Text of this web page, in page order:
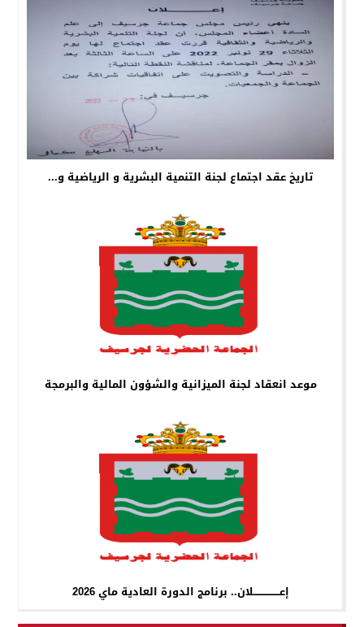
تاريخ عقد اجتماع لجنة التنمية البشرية و الرياضية و...
موعد انعقاد لجنة الميزانية والشؤون المالية والبرمجة
إعــــــــــــــــلان.. برنامج الدورة العادية ماي 2026